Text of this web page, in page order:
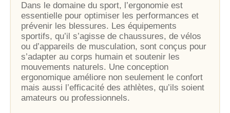
Dans le domaine du sport, l’ergonomie est
essentielle pour optimiser les performances et
prévenir les blessures. Les équipements
sportifs, qu’il s’agisse de chaussures, de vélos
ou d’appareils de musculation, sont conçus pour
s’adapter au corps humain et soutenir les
mouvements naturels. Une conception
ergonomique améliore non seulement le confort
mais aussi l’efficacité des athlètes, qu’ils soient
amateurs ou professionnels.